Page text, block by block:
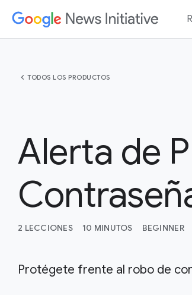
chevron_left TODOS LOS PRODUCTOS
Alerta de
2 LECCIONES 10 MINUTOS BEGINNER
Protégete frente al robo de